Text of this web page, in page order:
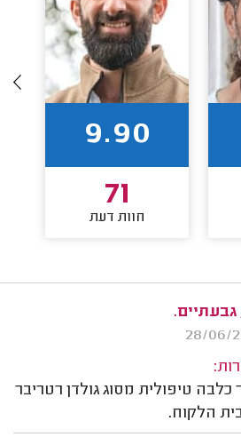
9.90
71
חוות דעת
כלבה טיפולית מסוג גולדן רטריבר
הלקוח.